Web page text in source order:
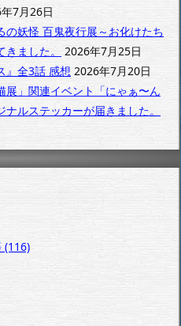
7月26日
妖怪 百鬼夜行展～お化けたち
きました。 2026年7月25日
』全3話 感想 2026年7月20日
展」関連イベント「にゃぁ〜ん
ナルステッカーが届きました。
(116)